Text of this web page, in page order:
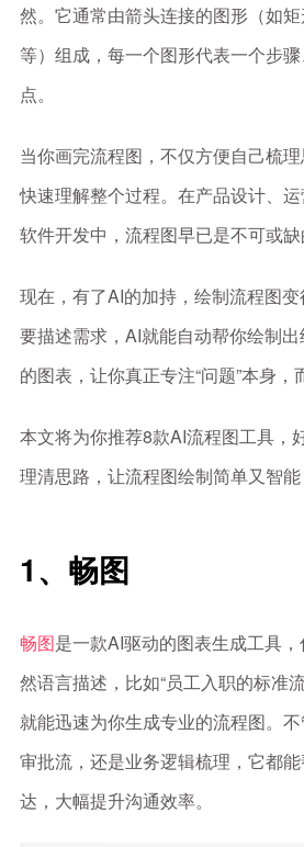
然。它通常由箭头连接的图形（如
等）组成，每一个图形代表一个步
点。
当你画完流程图，不仅方便自己梳
快速理解整个过程。在产品设计、
软件开发中，流程图早已是不可或缺
现在，有了AI的加持，绘制流程图
要描述需求，AI就能自动帮你绘制
的图表，让你真正专注“问题”本身，
本文将为你推荐8款AI流程图工具，
理清思路，让流程图绘制简单又智能
1、畅图
畅图是一款AI驱动的图表生成工具
然语言描述，比如“员工入职的标准
就能迅速为你生成专业的流程图。
审批流，还是业务逻辑梳理，它都
达，大幅提升沟通效率。